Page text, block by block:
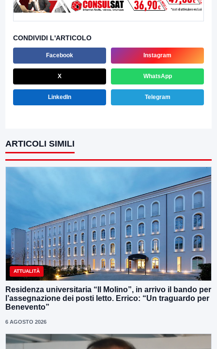
CONDIVIDI L'ARTICOLO
Facebook Instagram
X WhatsApp
LinkedIn Telegram
ARTICOLI SIMILI
ATTUALITÀ
Residenza universitaria “Il Molino”, in arrivo il bando per
l’assegnazione dei posti letto. Errico: “Un traguardo per
Benevento”
6 AGOSTO 2026